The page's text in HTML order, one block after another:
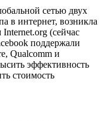
сетью двух
в интернет, возникла
(сейчас
поддержали
Qualcomm и
эффективность
стоимость